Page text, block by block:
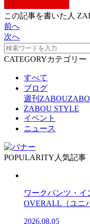
この記事を書いた人
前へ
次へ
CATEGORYカテゴリー
すべて
ブログ
週刊ZABOU
ZABOU STYLE
イベント
ニュース
POPULARITY 人気記事
ワークパンツ・
OVERALL（ユニ
2026.08.05